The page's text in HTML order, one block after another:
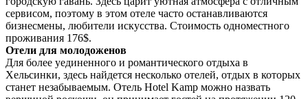
сервисом, поэтому в этом отеле часто останавливаются
бизнесмены, любители искусства. Стоимость одноместного
проживания 176$.
Отели для молодоженов
Для более уединенного и романтического отдыха в
Хельсинки, здесь найдется несколько отелей, отдых в которых
станет незабываемым. Отель Hotel Kamp можно назвать